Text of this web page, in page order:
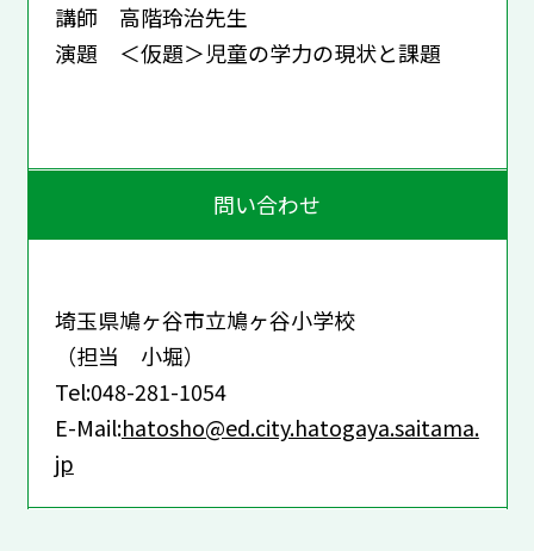
講師 高階玲治先生
演題 ＜仮題＞児童の学力の現状と課題
問い合わせ
埼玉県鳩ヶ谷市立鳩ヶ谷小学校
（担当 小堀）
Tel:048-281-1054
E-Mail:hatosho@ed.city.hatogaya.saitama.
jp